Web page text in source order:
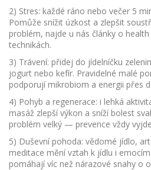
2) Stres: každé ráno nebo večer 5
Pomůže snížit úzkost a zlepšit
problém, najde u nás články o
technikách.
3) Trávení: přidej do jídelníčku
jogurt nebo kefír. Pravidelné malé
podporují mikrobiom a energii přes
4) Pohyb a regenerace: i lehká
masáž zlepší výkon a sníží bolest
problém velký — prevence vždy
5) Duševní pohoda: vědomé jídlo,
meditace mění vztah k jídlu i
pomáhají víc než nárazové snahy o